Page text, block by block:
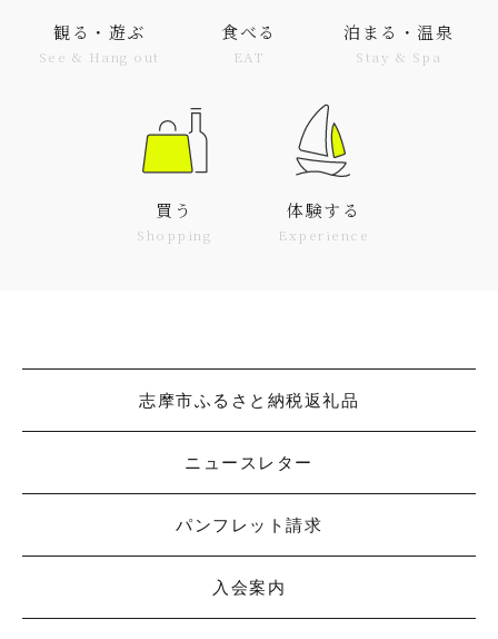
観る・遊ぶ
See & Hang out
食べる
EAT
泊まる・温泉
Stay & Spa
買う
Shopping
体験する
Experience
志摩市ふるさと納税返礼品
ニュースレター
パンフレット請求
入会案内